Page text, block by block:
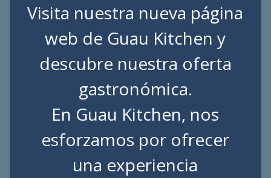
Visita nuestra nueva página
web de Guau Kitchen y
descubre nuestra oferta
gastronómica.
En Guau Kitchen, nos
esforzamos por ofrecer
una experiencia